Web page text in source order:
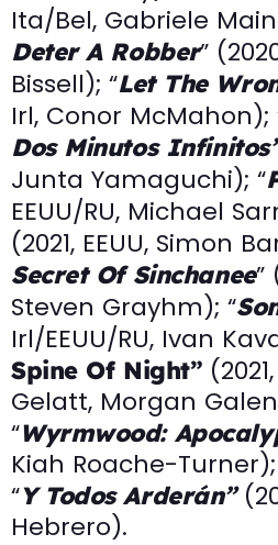
Ita/Bel, Gabriele
Deter A Robber”
Bissell); “Let The
Irl, Conor McMahon);
Dos Minutos
Junta Yamaguchi); “
EEUU/RU, Michael
(2021, EEUU, Simon
Secret Of Sinchanee”
Steven Grayhm); “
Irl/EEUU/RU, Ivan
Spine Of Night”
Gelatt, Morgan
“Wyrmwood:
Kiah Roache-
“Y Todos Arderán”
Hebrero).